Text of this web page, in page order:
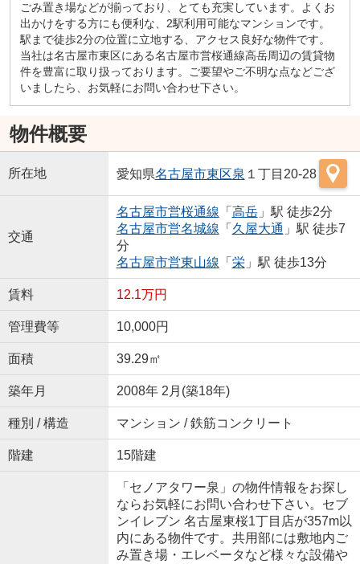
ごみ置き場などが揃っており、とても充実しています。よくお
出かけをする方にも便利な、2駅利用可能なマンションです。
駅まで徒歩2分の位置に立地する、アクセス良好な物件です。
当社は名古屋市東区にある名古屋市営桜通線高岳周辺の賃貸物
件を豊富に取り扱っております。ご要望やご不明な点などござ
いましたら、お気軽にお問い合わせ下さい。
物件概要
所在地 愛知県名古屋市東区泉 １丁目20-28
交通
名古屋市営桜通線 「 高岳」駅 徒歩2分
名古屋市営名城線 「 久屋大通 」駅 徒歩7
分
名古屋市営東山線 「 栄」駅 徒歩13分
賃料 12.1万円
管理費等 10,000円
面積 39.29㎡
築年月 2008年 2月(築18年)
種別 / 構造 マンション / 鉄筋コンクリート
階建 15階建
「セノアタワー泉」の物件情報をお探し
ならお気軽にお問い合わせ下さい。セブ
ンイレブン 名古屋東桜1丁目店が357m以
内にある物件です。共用部には敷地内ご
み置き場・エレベータなど様々な設備や